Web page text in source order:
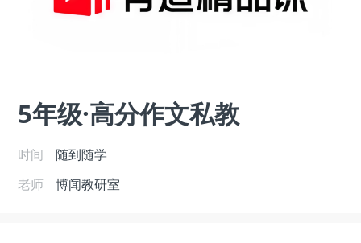
5年级·高分作文私教
时间
随到随学
老师
博闻教研室